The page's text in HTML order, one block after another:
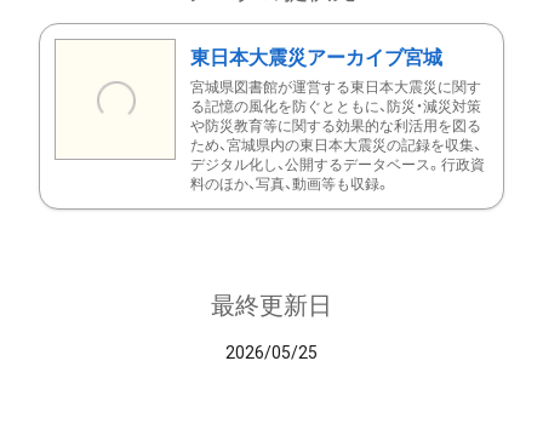
東日本大震災アーカイブ宮城
宮城県図書館が運営する東日本大震災に関す
る記憶の風化を防ぐとともに、防災・減災対策
や防災教育等に関する効果的な利活用を図る
ため、宮城県内の東日本大震災の記録を収集、
デジタル化し、公開するデータベース。行政資
料のほか、写真、動画等も収録。
最終更新日
2026/05/25